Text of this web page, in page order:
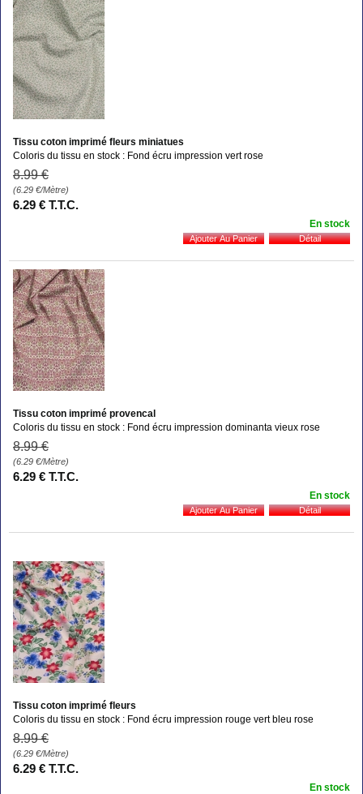
Tissu coton imprimé fleurs miniatues
Coloris du tissu en stock : Fond écru impression vert rose
8.99 €
(6.29 €/Mètre)
6.29 € T.T.C.
En stock
Tissu coton imprimé provencal
Coloris du tissu en stock : Fond écru impression dominanta vieux rose
8.99 €
(6.29 €/Mètre)
6.29 € T.T.C.
En stock
Tissu coton imprimé fleurs
Coloris du tissu en stock : Fond écru impression rouge vert bleu rose
8.99 €
(6.29 €/Mètre)
6.29 € T.T.C.
En stock